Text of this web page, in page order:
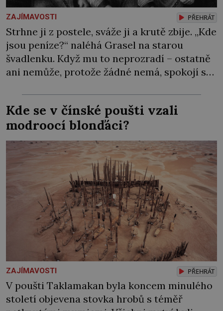
ZAJÍMAVOSTI PŘEHRÁT
Strhne ji z postele, sváže ji a krutě zbije. „Kde
jsou peníze?“ naléhá Grasel na starou
švadlenku. Když mu to neprozradí – ostatně
ani nemůže, protože žádné nemá, spokojí se
Zraněná žena pár dní nato umírá. Je to muž
nebývale krutý. Jeho činy budí hrůzu ještě
dlouho po jeho smrti […]
Kde se v čínské poušti vzali
modroocí blonďáci?
ZAJÍMAVOSTI PŘEHRÁT
V poušti Taklamakan byla koncem minulého
století objevena stovka hrobů s téměř